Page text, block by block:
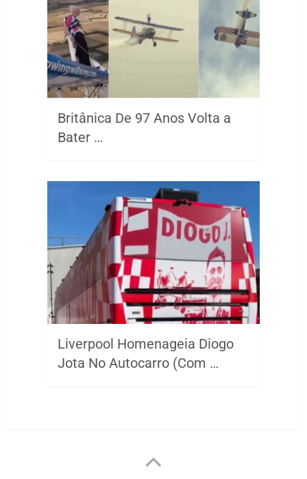
Britânica De 97 Anos Volta a
Bater …
Liverpool Homenageia Diogo
Jota No Autocarro (Com …